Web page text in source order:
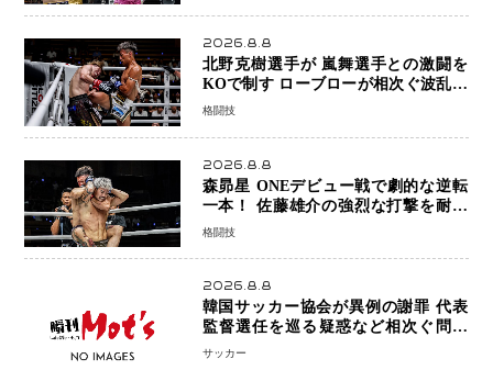
2026.8.8
北野克樹選手が 嵐舞選手との激闘を
KOで制す ローブローが相次ぐ波乱の
展開…涙の勝利「生まれてくる娘のた
格闘技
2026.8.8
森昴星 ONEデビュー戦で劇的な逆転
一本！ 佐藤雄介の強烈な打撃を耐え
抜き、リアネイキッドチョークで勝利
格闘技
2026.8.8
韓国サッカー協会が異例の謝罪 代表
監督選任を巡る疑惑など相次ぐ問題
「組織の刷新」誓う
サッカー